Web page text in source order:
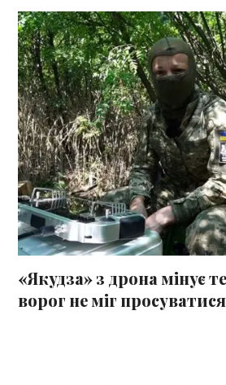
«Якудза» з дрона мінує
ворог не міг просуватися